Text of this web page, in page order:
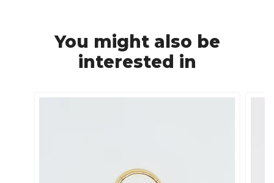
You might also be
interested in